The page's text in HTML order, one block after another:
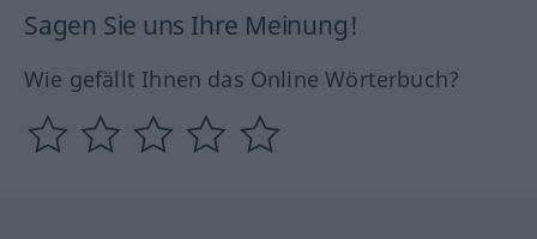
Sagen Sie uns Ihre Meinung!
Wie gefällt Ihnen das Online Wörterbuch?